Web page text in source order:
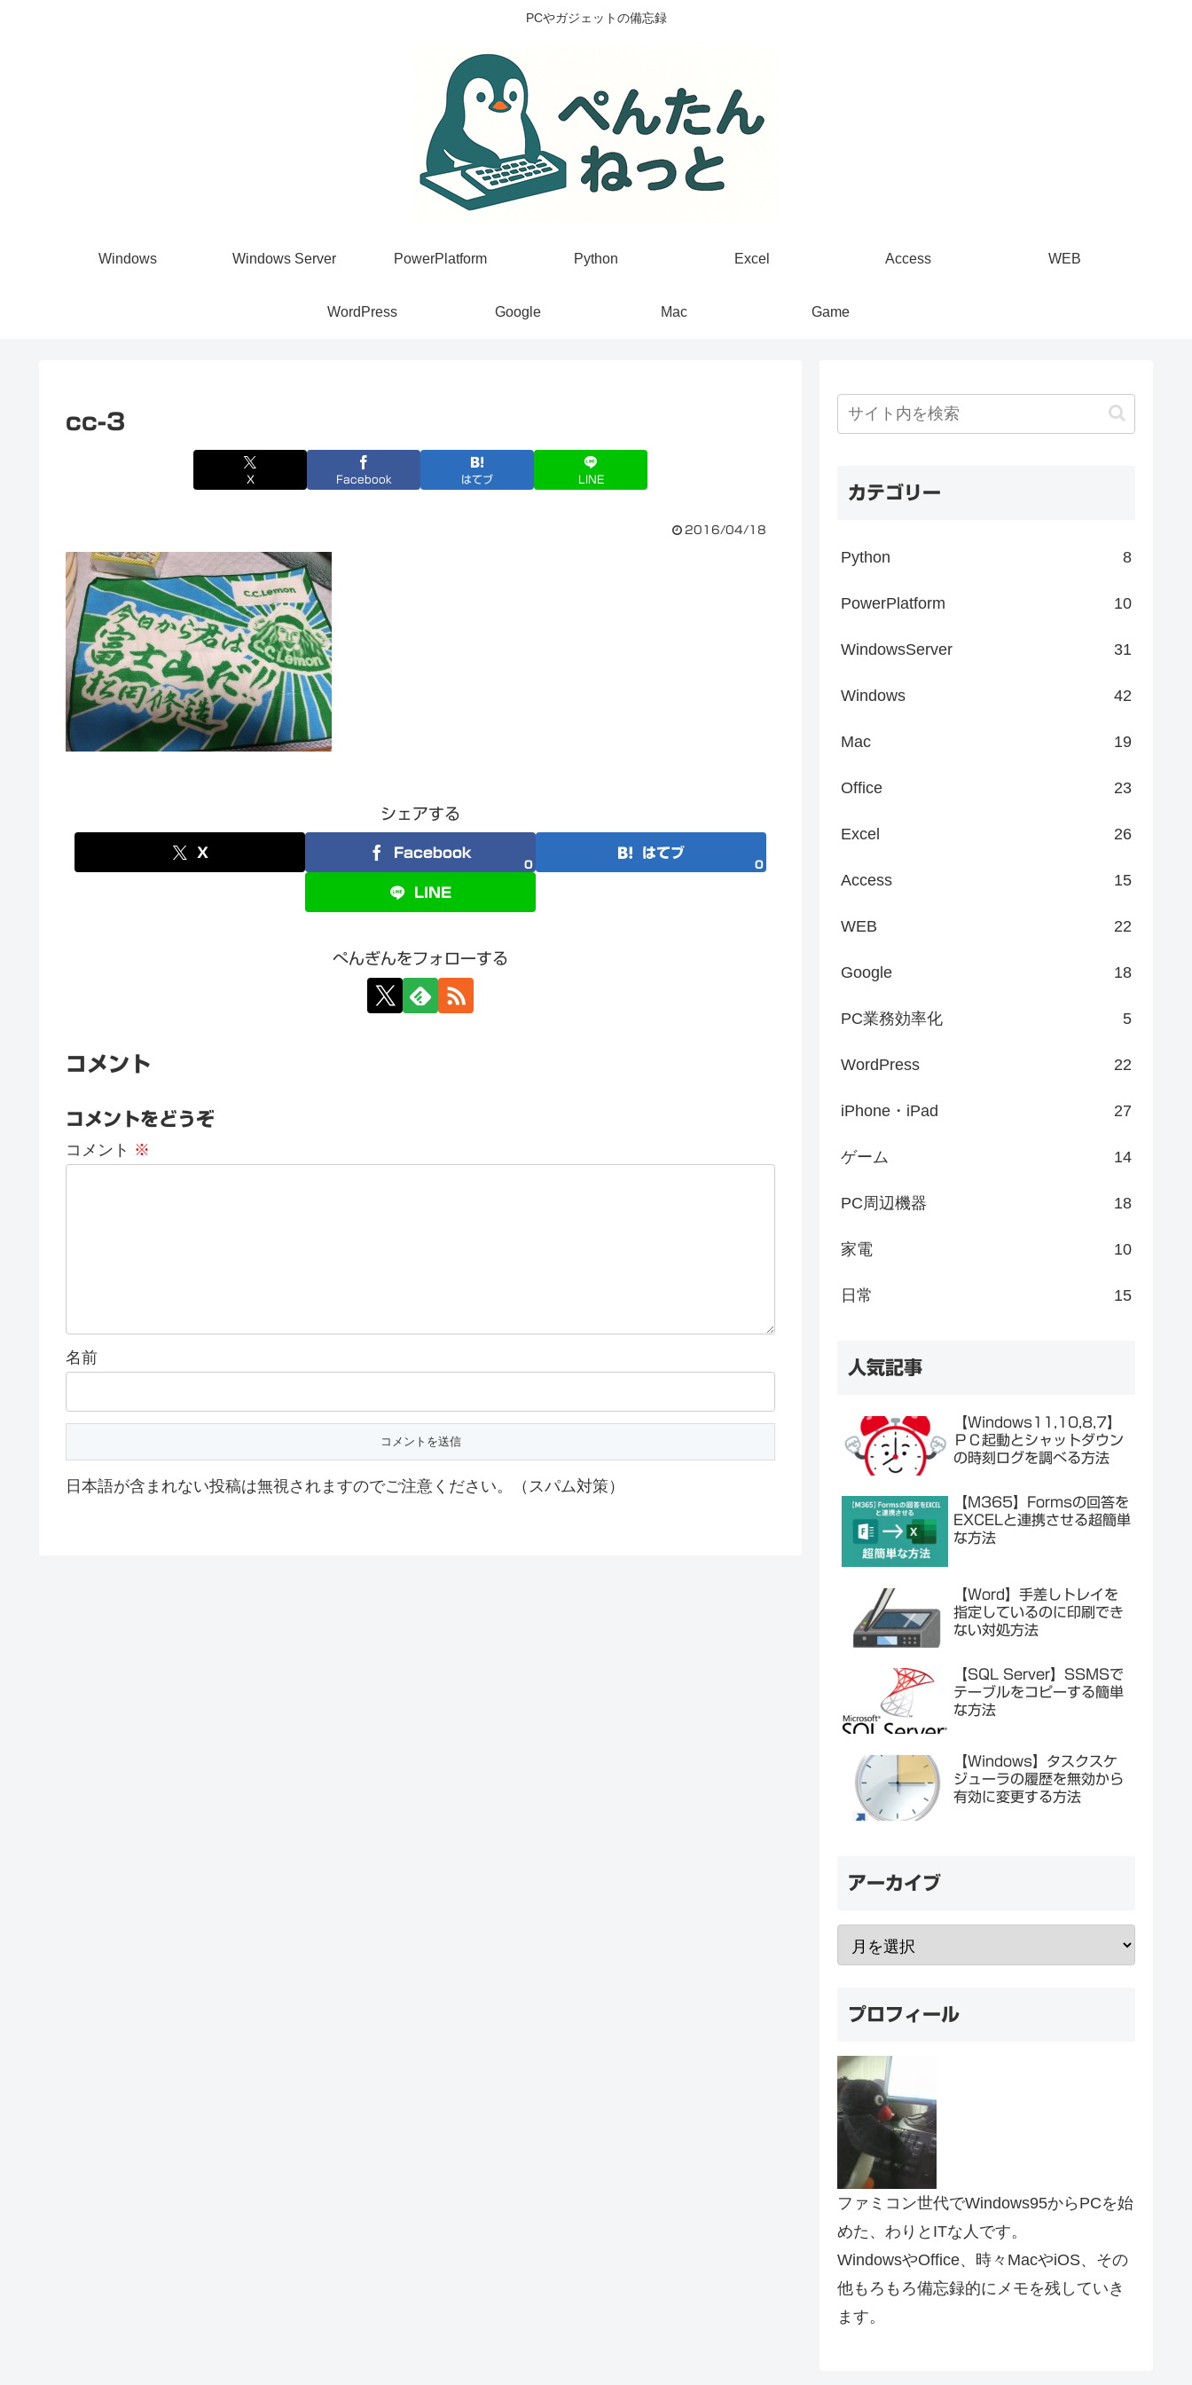
PCやガジェットの備忘録
Windows Windows Server PowerPlatform Python Excel Access WEB
WordPress Google Mac Game
cc-3
X Facebook はてブ LINE
2016/04/18
シェアする
X Facebook
0
はてブ
0
LINE
ぺんぎんをフォローする
コメント
コメントをどうぞ
コメント ※
名前
日本語が含まれない投稿は無視されますのでご注意ください。（スパム対策）
カテゴリー
Python 8
PowerPlatform 10
WindowsServer 31
Windows 42
Mac 19
Office 23
Excel 26
Access 15
WEB 22
Google 18
PC業務効率化 5
WordPress 22
iPhone・iPad 27
ゲーム 14
PC周辺機器 18
家電 10
日常 15
人気記事
【Windows11,10,8,7】
ＰＣ起動とシャットダウン
の時刻ログを調べる方法
【M365】Formsの回答を
EXCELと連携させる超簡単
な方法
【Word】手差しトレイを
指定しているのに印刷でき
ない対処方法
【SQL Server】SSMSで
テーブルをコピーする簡単
な方法
【Windows】タスクスケ
ジューラの履歴を無効から
有効に変更する方法
アーカイブ
プロフィール
ファミコン世代でWindows95からPCを始
めた、わりとITな人です。
WindowsやOffice、時々MacやiOS、その
他もろもろ備忘録的にメモを残していき
ます。